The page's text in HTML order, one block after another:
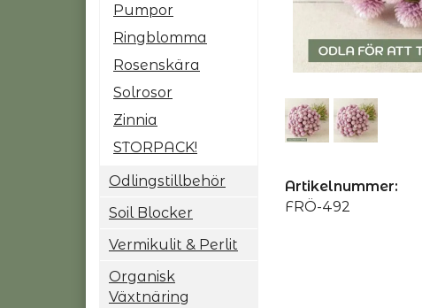
Pumpor
Ringblomma
Rosenskära
Solrosor
Zinnia
STORPACK!
Odlingstillbehör
Soil Blocker
Vermikulit & Perlit
Organisk
Växtnäring
Artikelnummer:
FRÖ-492